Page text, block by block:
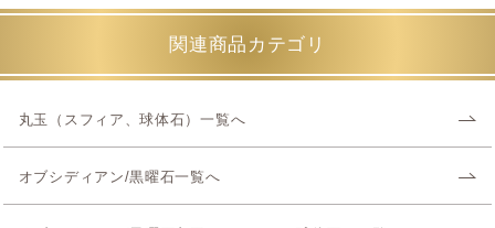
関連商品カテゴリ
丸玉（スフィア、球体石）一覧へ
オブシディアン/黒曜石一覧へ